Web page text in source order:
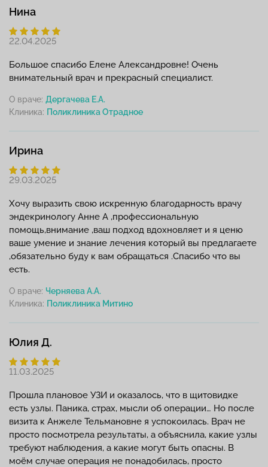
Нина
22.04.2025
Большое спасибо Елене Александровне! Очень
внимательный врач и прекрасный специалист.
О враче: Дергачева Е.А.
Клиника:
Ирина
29.03.2025
Хочу выразить свою искренную благодарность врачу
эндекринологу Анне А ,профессиональную
помощь,внимание ,ваш подход вдохновляет и я ценю
ваше умение и знание лечения который вы предлагаете
,обязательно буду к вам обращаться .Спасибо что вы
есть.
О враче: Черняева А.А.
Клиника:
Юлия Д.
11.03.2025
Прошла плановое УЗИ и оказалось, что в щитовидке
есть узлы. Паника, страх, мысли об операции… Но после
визита к Анжеле Тельмановне я успокоилась. Врач не
просто посмотрела результаты, а объяснила, какие узлы
требуют наблюдения, а какие могут быть опасны. В
моём случае операция не понадобилась, просто